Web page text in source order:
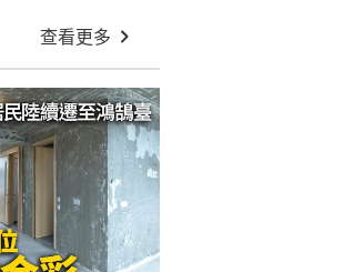
查看更多